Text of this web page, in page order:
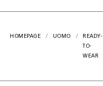
HOMEPAGE UOMO
READY-
TO-
WEAR